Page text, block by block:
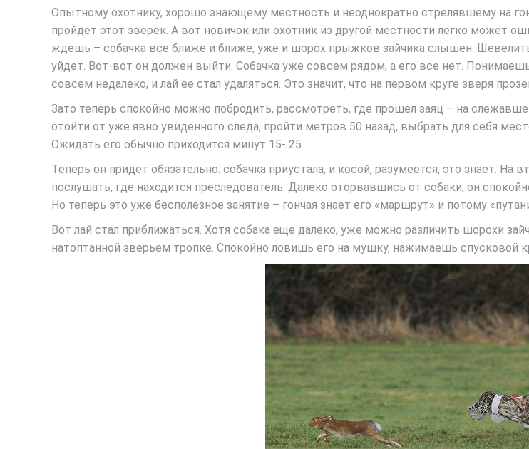
Опытному охотнику, хорошо знающему местность и неоднократно стрелявшему на
пройдет этот зверек. А вот новичок или охотник из другой местности легко может
ждешь – собачка все ближе и ближе, уже и шорох прыжков зайчика слышен.
уйдет. Вот-вот он должен выйти. Собачка уже совсем рядом, а его все нет.
совсем недалеко, и лай ее стал удаляться. Это значит, что на первом круге зверя
Зато теперь спокойно можно побродить, рассмотреть, где прошел заяц – на
отойти от уже явно увиденного следа, пройти метров 50 назад, выбрать для себя
Ожидать его обычно приходится минут 15- 25.
Теперь он придет обязательно: собачка приустала, и косой, разумеется, это знает. На
послушать, где находится преследователь. Далеко оторвавшись от собаки, он
Но теперь это уже бесполезное занятие – гончая знает его «маршрут» и потому
Вот лай стал приближаться. Хотя собака еще далеко, уже можно различить шорохи
натоптанной зверьем тропке. Спокойно ловишь его на мушку, нажимаешь спусковой